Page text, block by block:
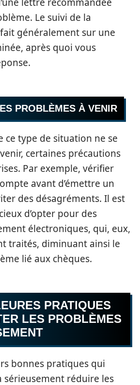
Le suivi de la
généralement sur une
après quoi vous
PROBLÈMES À VENIR
ce type de situation ne se
certaines précautions
Par exemple, vérifier
avant d’émettre un
des désagréments. Il est
d’opter pour des
électroniques, qui, eux,
traités, diminuant ainsi le
lié aux chèques.
PRATIQUES
LES PROBLÈMES
bonnes pratiques qui
sérieusement réduire les